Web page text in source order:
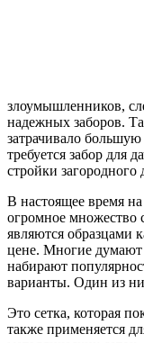
злоумышленников,
надежных заборов.
затрачивало
требуется забор для
стройки загородного
В настоящее время
огромное множество
являются образцами
цене. Многие думают
набирают
варианты. Один из
Это сетка, которая
также применяется